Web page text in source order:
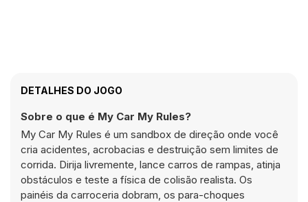
DETALHES DO JOGO
Sobre o que é My Car My Rules?
My Car My Rules é um sandbox de direção onde você
cria acidentes, acrobacias e destruição sem limites de
corrida. Dirija livremente, lance carros de rampas, atinja
obstáculos e teste a física de colisão realista. Os
painéis da carroceria dobram, os para-choques